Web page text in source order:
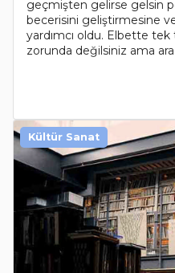
geçmişten gelirse gelsin
becerisini geliştirmesine
yardımcı oldu. Elbette
zorunda değilsiniz ama ara
Kültür Sanat